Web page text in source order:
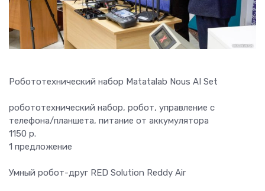
Робототехнический набор Matatalab Nous AI Set
робототехнический набор, робот, управление с
телефона/планшета, питание от аккумулятора
1150 р.
1 предложение
Умный робот-друг RED Solution Reddy Air